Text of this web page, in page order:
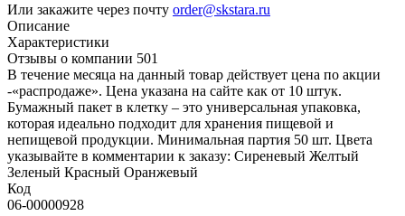
Или закажите через почту order@skstara.ru
Описание
Характеристики
Отзывы о компании 501
В течение месяца на данный товар действует цена по акции
-«распродаже». Цена указана на сайте как от 10 штук.
Бумажный пакет в клетку – это универсальная упаковка,
которая идеально подходит для хранения пищевой и
непищевой продукции. Минимальная партия 50 шт. Цвета
указывайте в комментарии к заказу: Сиреневый Желтый
Зеленый Красный Оранжевый
Код
06-00000928